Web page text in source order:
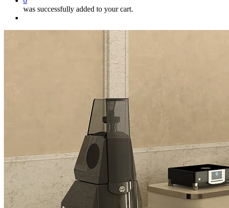
was successfully added to your cart.